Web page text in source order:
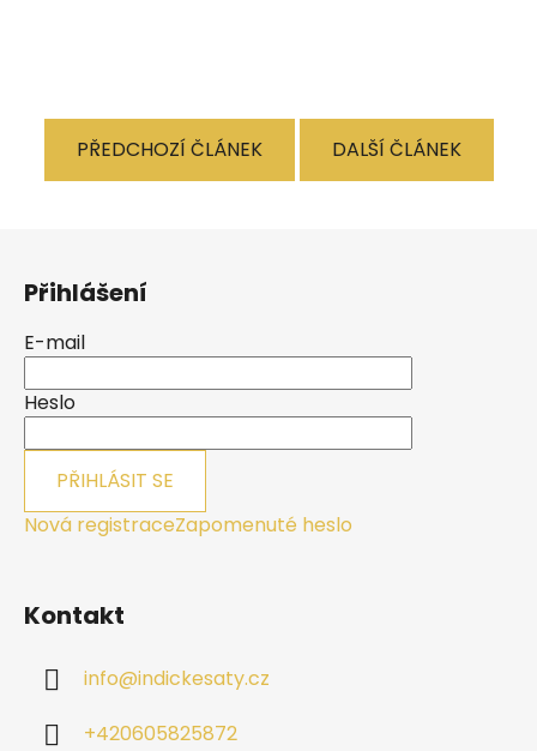
PŘEDCHOZÍ ČLÁNEK DALŠÍ ČLÁNEK
Přihlášení
E-mail
Heslo
PŘIHLÁSIT SE
Nová registraceZapomenuté heslo
Kontakt
info@indickesaty.cz
+420605825872